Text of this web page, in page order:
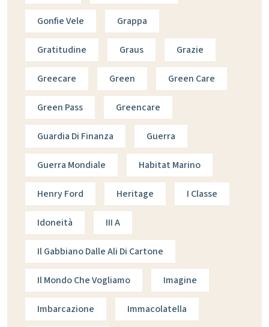
Gonfie Vele Grappa
Gratitudine Graus Grazie
Greecare Green Green Care
Green Pass Greencare
Guardia Di Finanza Guerra
Guerra Mondiale Habitat Marino
Henry Ford Heritage I Classe
Idoneità III A
Il Gabbiano Dalle Ali Di Cartone
Il Mondo Che Vogliamo Imagine
Imbarcazione Immacolatella